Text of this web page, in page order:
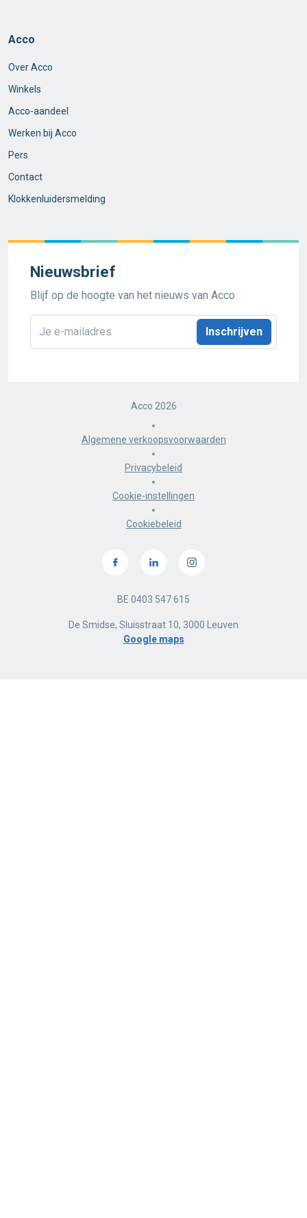
Acco
Over Acco
Winkels
Acco-aandeel
Werken bij Acco
Pers
Contact
Klokkenluidersmelding
Nieuwsbrief
Blijf op de hoogte van het nieuws van Acco
Acco 2026
Algemene verkoopsvoorwaarden
Privacybeleid
Cookie-instellingen
Cookiebeleid
BE 0403 547 615
De Smidse, Sluisstraat 10, 3000 Leuven
Google maps